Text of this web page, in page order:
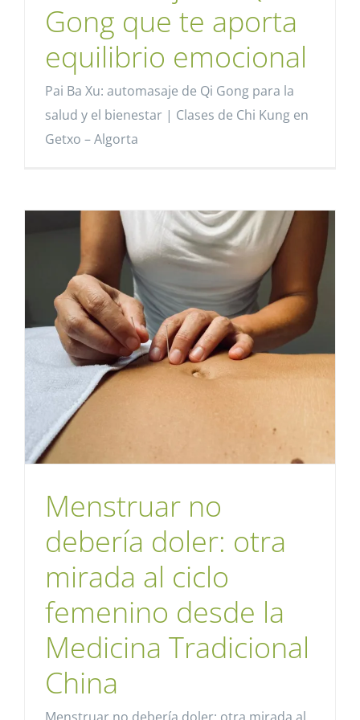
Gong que te aporta
equilibrio emocional
Pai Ba Xu: automasaje de Qi Gong para la
salud y el bienestar | Clases de Chi Kung en
Getxo – Algorta
Menstruar no
debería doler: otra
mirada al ciclo
femenino desde la
Medicina Tradicional
China